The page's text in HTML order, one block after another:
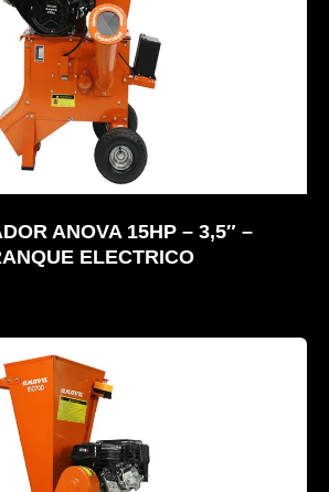
ANOVA 15HP – 3,5″ –
ELECTRICO